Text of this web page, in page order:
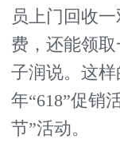
员上门回收
费，还能领
子润说。这
年“618”促销
节”活动。